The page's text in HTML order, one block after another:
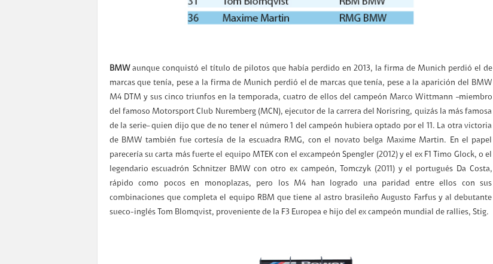
BMWaunque conquistó el título de pilotos que había perdido en 2013, la firma de Munich perdió el de
marcas que tenía, pese a la firma de Munich perdió el de marcas que tenía, pese a la aparición del BMW
M4 DTM y sus cinco triunfos en la temporada, cuatro de ellos del campeón Marco Wittmann –miembro
del famoso Motorsport Club Nuremberg (MCN), ejecutor de la carrera del Norisring, quizás la más famosa
de la serie– quien dijo que de no tener el número 1 del campeón hubiera optado por el 11. La otra victoria
de BMW también fue cortesía de la escuadra RMG, con el novato belga Maxime Martin. En el papel
parecería su carta más fuerte el equipo MTEK con el excampeón Spengler (2012) y el ex F1 Timo Glock, o el
legendario escuadrón Schnitzer BMW con otro ex campeón, Tomczyk (2011) y el portugués Da Costa,
rápido como pocos en monoplazas, pero los M4 han logrado una paridad entre ellos con sus
combinaciones que completa el equipo RBM que tiene al astro brasileño Augusto Farfus y al debutante
sueco-inglés Tom Blomqvist, proveniente de la F3 Europea e hijo del ex campeón mundial de rallies, Stig.